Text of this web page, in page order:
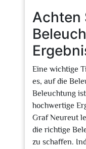
Achten
Eine wichtige
es, auf die
Beleuchtung
hochwertige
Graf Neureut
die richtige
zu schaffen.